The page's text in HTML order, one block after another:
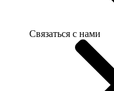
Связаться с нами